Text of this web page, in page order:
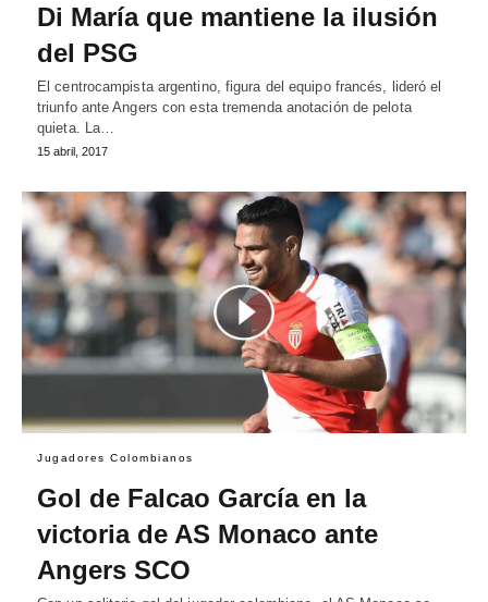
Di María que mantiene la ilusión
del PSG
El centrocampista argentino, figura del equipo francés, lideró el
triunfo ante Angers con esta tremenda anotación de pelota
quieta. La…
15 abril, 2017
Jugadores Colombianos
Gol de Falcao García en la
victoria de AS Monaco ante
Angers SCO